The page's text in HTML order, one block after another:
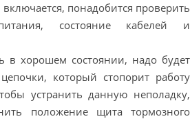
понадобится проверить
состояние кабелей и
в хорошем состоянии, надо будет
который стопорит работу
устранить данную неполадку,
положение щита тормозного